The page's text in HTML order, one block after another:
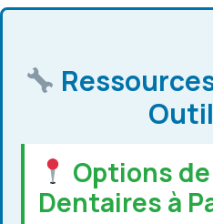
Options
Dentaires à